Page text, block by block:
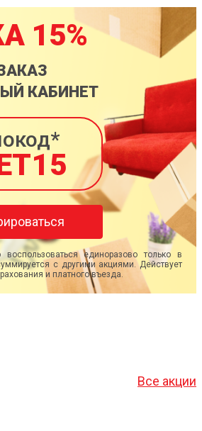
15%
КАБИНЕТ
единоразово только в
с другими акциями. Действует
и платного въезда.
Все акции